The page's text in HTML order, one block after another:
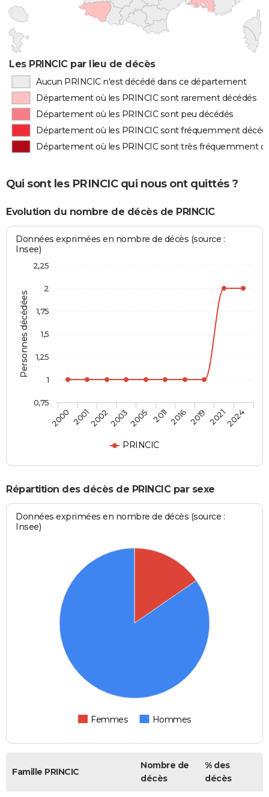
Les PRINCIC par lieu de décès
Aucun PRINCIC n'est décédé dans ce département
Département où les PRINCIC sont rarement décédés
Département où les PRINCIC sont peu décédés
Département où les PRINCIC sont fréquemment
Département où les PRINCIC sont très fréquemment
Qui sont les PRINCIC qui nous ont quittés ?
Evolution du nombre de décès de PRINCIC
Personnes décédées
Données exprimées en nombre de décès (source :
Insee)
PRINCIC
2000 2001200220032005 20112016 2019 20212024
0,75
1
1,25
1,5
1,75
2
2,25
Répartition des décès de PRINCIC par sexe
Données exprimées en nombre de décès (source :
Insee)
Femmes Hommes
Famille PRINCIC
Nombre de
décès
% des
décès